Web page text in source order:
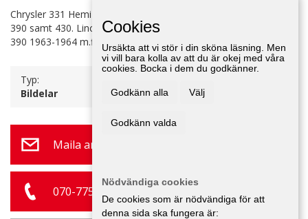
Chrysler 331 Hemi 1951-1955. Buick 401 1965. T-bird 1958-1964
390 samt 430. Lincoln 430 1958-1964. Edsel 1958 361.Galaxie
390 1963-1964 m.fl.
Typ:
Bildelar
Maila annonsör
070-775 11 35
Cookies
Ursäkta att vi stör i din sköna läsning. Men
vi vill bara kolla av att du är okej med våra
cookies. Bocka i dem du godkänner.
Godkänn alla Välj
Godkänn valda
Nödvändiga cookies
De cookies som är nödvändiga för att
denna sida ska fungera är: